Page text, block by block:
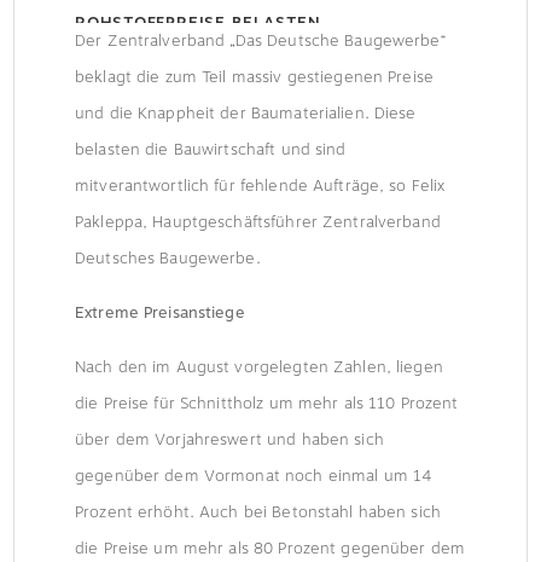
ROHSTOFFPREISE BELASTEN
Der Zentralverband „Das Deutsche Baugewerbe“
beklagt die zum Teil massiv gestiegenen Preise
und die Knappheit der Baumaterialien. Diese
belasten die Bauwirtschaft und sind
mitverantwortlich für fehlende Aufträge, so Felix
Pakleppa, Hauptgeschäftsführer Zentralverband
Deutsches Baugewerbe.
Extreme Preisanstiege
Nach den im August vorgelegten Zahlen, liegen
die Preise für Schnittholz um mehr als 110 Prozent
über dem Vorjahreswert und haben sich
gegenüber dem Vormonat noch einmal um 14
Prozent erhöht. Auch bei Betonstahl haben sich
die Preise um mehr als 80 Prozent gegenüber dem